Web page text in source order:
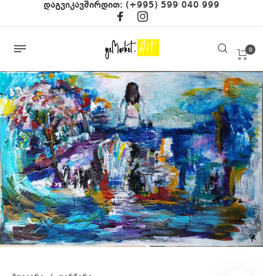
დაგვიკავშირდით: (+995) 599 040 999
0